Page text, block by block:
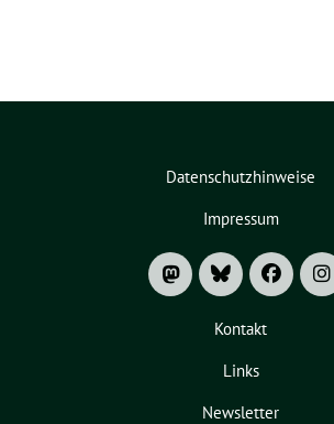
Datenschutzhinweise
Impressum
Kontakt
Links
Newsletter